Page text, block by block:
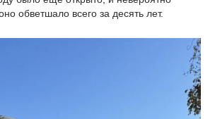
обветшало всего за десять лет.